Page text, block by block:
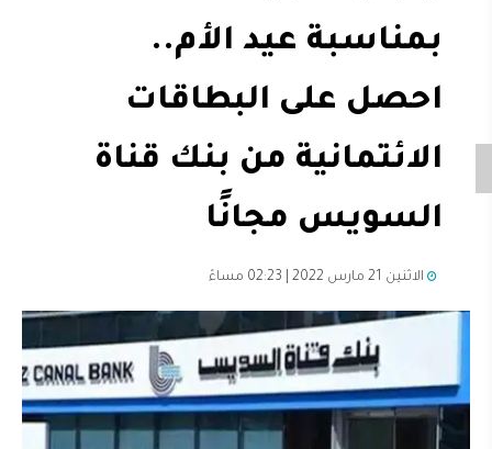
بمناسبة عيد الأم..
احصل على البطاقات
الائتمانية من بنك قناة
السويس مجانًا
الاثنين 21 مارس 2022 | 02:23 مساءً